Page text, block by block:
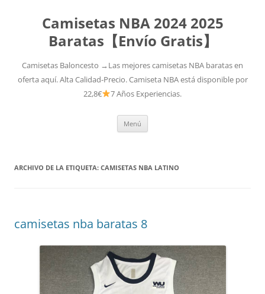
Camisetas NBA 2024 2025
Baratas【Envío Gratis】
Camisetas Baloncesto →Las mejores camisetas NBA baratas en
oferta aquí. Alta Calidad-Precio. Camiseta NBA está disponible por
22,8€
7 Años Experiencias.
Menú
ARCHIVO DE LA ETIQUETA: CAMISETAS NBA LATINO
camisetas nba baratas 8